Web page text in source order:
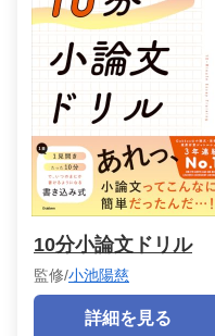
10分小論文ドリル
監修/小池陽慈
詳細を見る